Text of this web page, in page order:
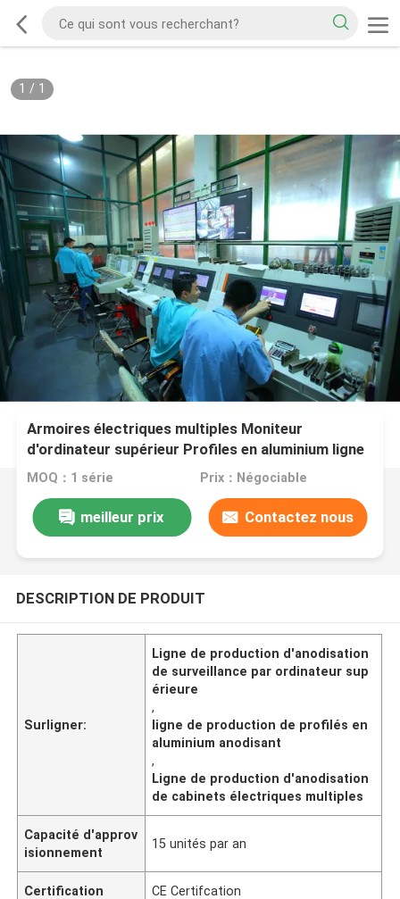
1 / 1
Armoires électriques multiples Moniteur
d'ordinateur supérieur Profiles en aluminium ligne
de production d'anodisation
MOQ：1 série Prix：Négociable
meilleur prix Contactez nous
DESCRIPTION DE PRODUIT
Surligner:
Ligne de production d'anodisation
de surveillance par ordinateur sup
érieure
,
ligne de production de profilés en
aluminium anodisant
,
Ligne de production d'anodisation
de cabinets électriques multiples
Capacité d'approv
isionnement
15 unités par an
Certification CE Certifcation